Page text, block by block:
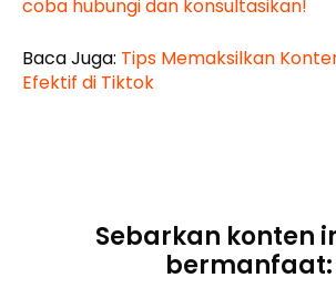
coba hubungi dan konsultasikan!
Baca Juga: Tips Memaksilkan
Efektif di Tiktok
Sebarkan konten
bermanfaat: